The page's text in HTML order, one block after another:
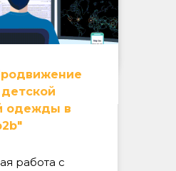
работа с
одежды в